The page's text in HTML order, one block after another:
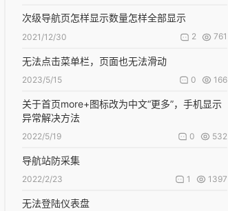
次级导航页怎样显示数量怎样全部显示
2021/12/30 2 761
无法点击菜单栏，页面也无法滑动
2023/5/15 0 166
关于首页more+图标改为中文“更多”，手机显示
异常解决方法
2022/5/19 0 532
导航站防采集
2022/2/23 1 1397
无法登陆仪表盘